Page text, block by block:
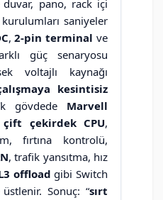
duvar, pano, rack içi
saniyeler
,2-pin terminal ve
güç senaryosu
voltajlı kaynağı
kesintisiz
gövdede Marvell
çift çekirdek CPU,
fırtına kontrolü,
, trafik yansıtma, hız
offload gibi Switch
Sonuç: “sırt